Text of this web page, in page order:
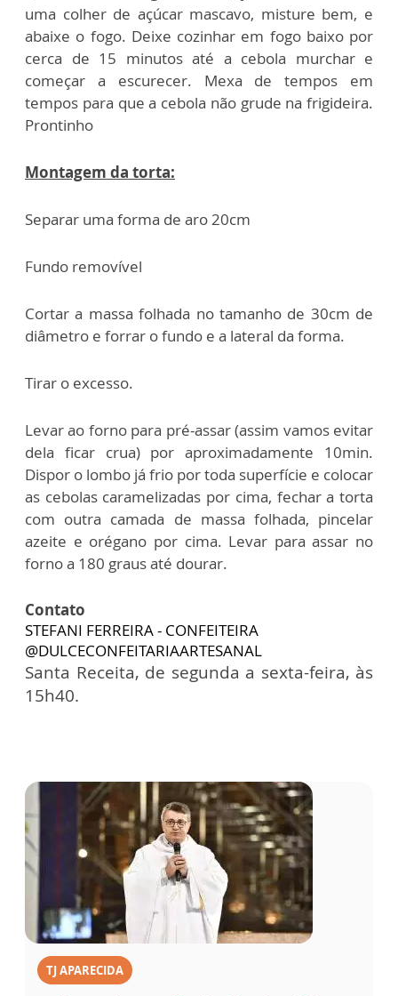
uma colher de açúcar mascavo, misture bem, e
abaixe o fogo. Deixe cozinhar em fogo baixo por
cerca de 15 minutos até a cebola murchar e
começar a escurecer. Mexa de tempos em
tempos para que a cebola não grude na frigideira.
Prontinho
Montagem da torta:
Separar uma forma de aro 20cm
Fundo removível
Cortar a massa folhada no tamanho de 30cm de
diâmetro e forrar o fundo e a lateral da forma.
Tirar o excesso.
Levar ao forno para pré-assar (assim vamos evitar
dela ficar crua) por aproximadamente 10min.
Dispor o lombo já frio por toda superfície e colocar
as cebolas caramelizadas por cima, fechar a torta
com outra camada de massa folhada, pincelar
azeite e orégano por cima. Levar para assar no
forno a 180 graus até dourar.
Contato
STEFANI FERREIRA - CONFEITEIRA
@DULCECONFEITARIAARTESANAL
Santa Receita, de segunda a sexta-feira, às
15h40.
TJ APARECIDA